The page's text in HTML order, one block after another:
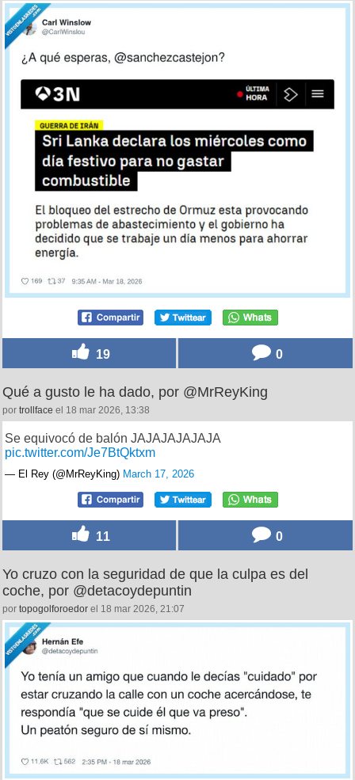
19 0
Qué a gusto le ha dado, por @MrReyKing
por trollface el 18 mar 2026, 13:38
Se equivocó de balón JAJAJAJAJAJA
pic.twitter.com/Je7BtQktxm
— El Rey (@MrReyKing) March 17, 2026
11 0
Yo cruzo con la seguridad de que la culpa es del
coche, por @detacoydepuntin
por topogolforoedor el 18 mar 2026, 21:07